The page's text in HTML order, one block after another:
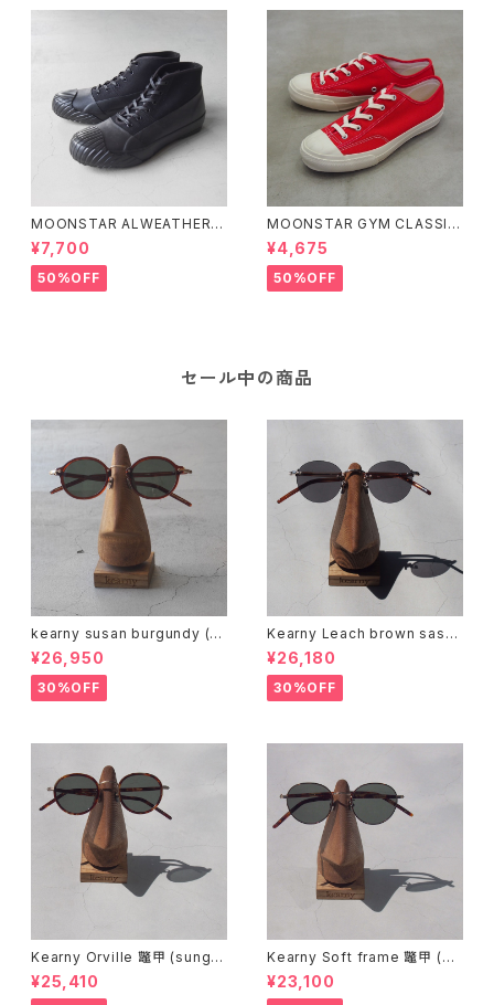
MOONSTAR ALWEATHER B
LACK 22cm
¥7,700
50%OFF
MOONSTAR GYM CLASSIC
RED 25cm
¥4,675
50%OFF
セール中の商品
kearny susan burgundy (su
nglasses)
¥26,950
30%OFF
Kearny Leach brown sasa
(sunglasses)
¥26,180
30%OFF
Kearny Orville 鼈甲 (sungla
sses)
¥25,410
Kearny Soft frame 鼈甲 (su
nglasses)
¥23,100